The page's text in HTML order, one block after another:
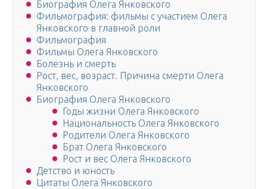
Биография Олега Янковского
Фильмография: фильмы с участием Олега
Янковского в главной роли
Фильмография
Фильмы Олега Янковского
Болезнь и смерть
Рост, вес, возраст. Причина смерти Олега
Янковского
Биография Олега Янковского
Годы жизни Олега Янковского
Национальность Олега Янковского
Родители Олега Янковского
Брат Олега Янковского
Рост и вес Олега Янковского
Детство и юность
Цитаты Олега Янковского